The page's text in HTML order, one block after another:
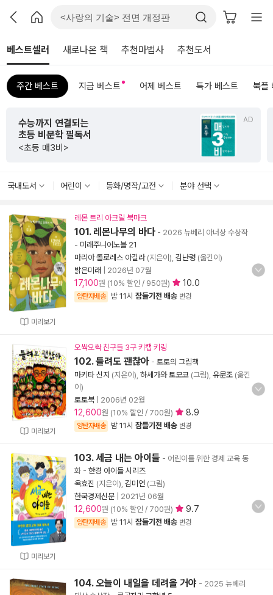
베스트셀러 새로나온 책 추천마법사 추천도서
주간 베스트 지금 베스트 어제 베스트 특가 베스트 북플
AD
초판 한정 한지 제작본!
<그리하여 어느 날 사랑이여>
국내도서 어린이 동화/명작/고전 분야 선택
미리보기
레몬 트리 아크릴 북마크
101. 레몬나무의 바다 - 2026 뉴베리 아너상 수상작
- 미래주니어노블 21
마리아 돌로레스 아길라(지은이), 김난령 (옮긴이)
밝은미래
2026년 07월
17,100원 (10% 할인 / 950원) 10.0
양탄자배송 밤 11시 잠들기전 배송 변경
미리보기
오싹오싹 친구들 3구 키캡 키링
102. 틀려도 괜찮아 - 토토의 그림책
마키타 신지 (지은이), 하세가와 토모코 (그림), 유문조 (옮긴
이)
토토북
2006년 02월
12,600원 (10% 할인 / 700원) 8.9
양탄자배송 밤 11시 잠들기전 배송 변경
미리보기
103. 세금 내는 아이들 - 어린이를 위한 경제 교육 동
화 - 한경 아이들 시리즈
옥효진 (지은이), 김미연 (그림)
한국경제신문
2021년 06월
12,600원 (10% 할인 / 700원) 9.7
양탄자배송 밤 11시 잠들기전 배송 변경
104. 오늘이 내일을 데려올 거야 - 2025 뉴베리